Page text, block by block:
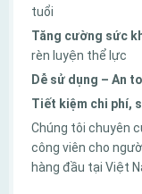
tuổi
Tăng cường sức
rèn luyện thể lực
Dễ sử dụng – An
Tiết kiệm chi phí,
Chúng tôi chuyên
công viên cho
hàng đầu tại Việt